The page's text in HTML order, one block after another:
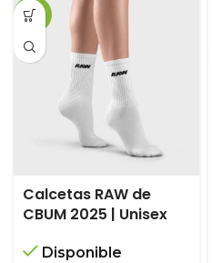
-36%
Calcetas RAW de
CBUM 2025 | Unisex
Disponible